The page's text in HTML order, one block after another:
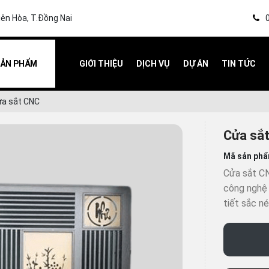
Hòa, T.Đồng Nai
PHẨM GIỚI THIỆU DỊCH VỤ DỰ ÁN TIN TỨC
sắt CNC
Cửa
Mã sản
Cửa sắt
công
tiết sắc